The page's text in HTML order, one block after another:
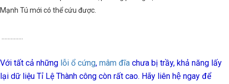
Mạnh Tú mới có thể cứu được.
..............
Với tất cả những lỗi ổ cứng, mâm đĩa chưa bị trầy, khả năng lấy
lại dữ liệu Tỉ Lệ Thành công còn rất cao. Hãy liên hệ ngay để